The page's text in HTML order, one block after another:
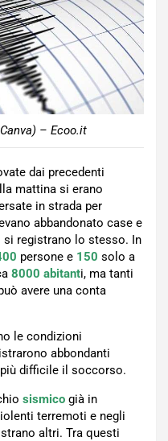
– Ecoo.it
dai precedenti
mattina si erano
in strada per
abbandonato case e
si registrano lo stesso. In
persone e 150 solo a
8000 abitanti, ma tanti
avere una conta
le condizioni
abbondanti
difficile il soccorso.
sismico già in
terremoti e negli
altri. Tra questi